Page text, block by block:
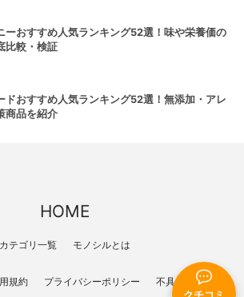
ーおすすめ人気ランキング52選！味や栄養価の
比較・検証
ドおすすめ人気ランキング52選！無添加・アレ
商品を紹介
HOME
カテゴリ一覧 モノシルとは
規約 プライバシーポリシー 不具合報告